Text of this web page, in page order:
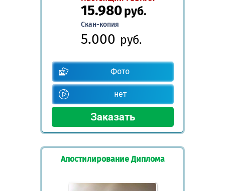
15.980руб.
Скан-копия
5.000 руб.
Фото
нет
Апостилирование Диплома